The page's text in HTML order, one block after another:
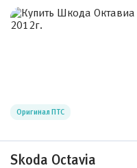
Оригинал ПТС
Skoda Octavia